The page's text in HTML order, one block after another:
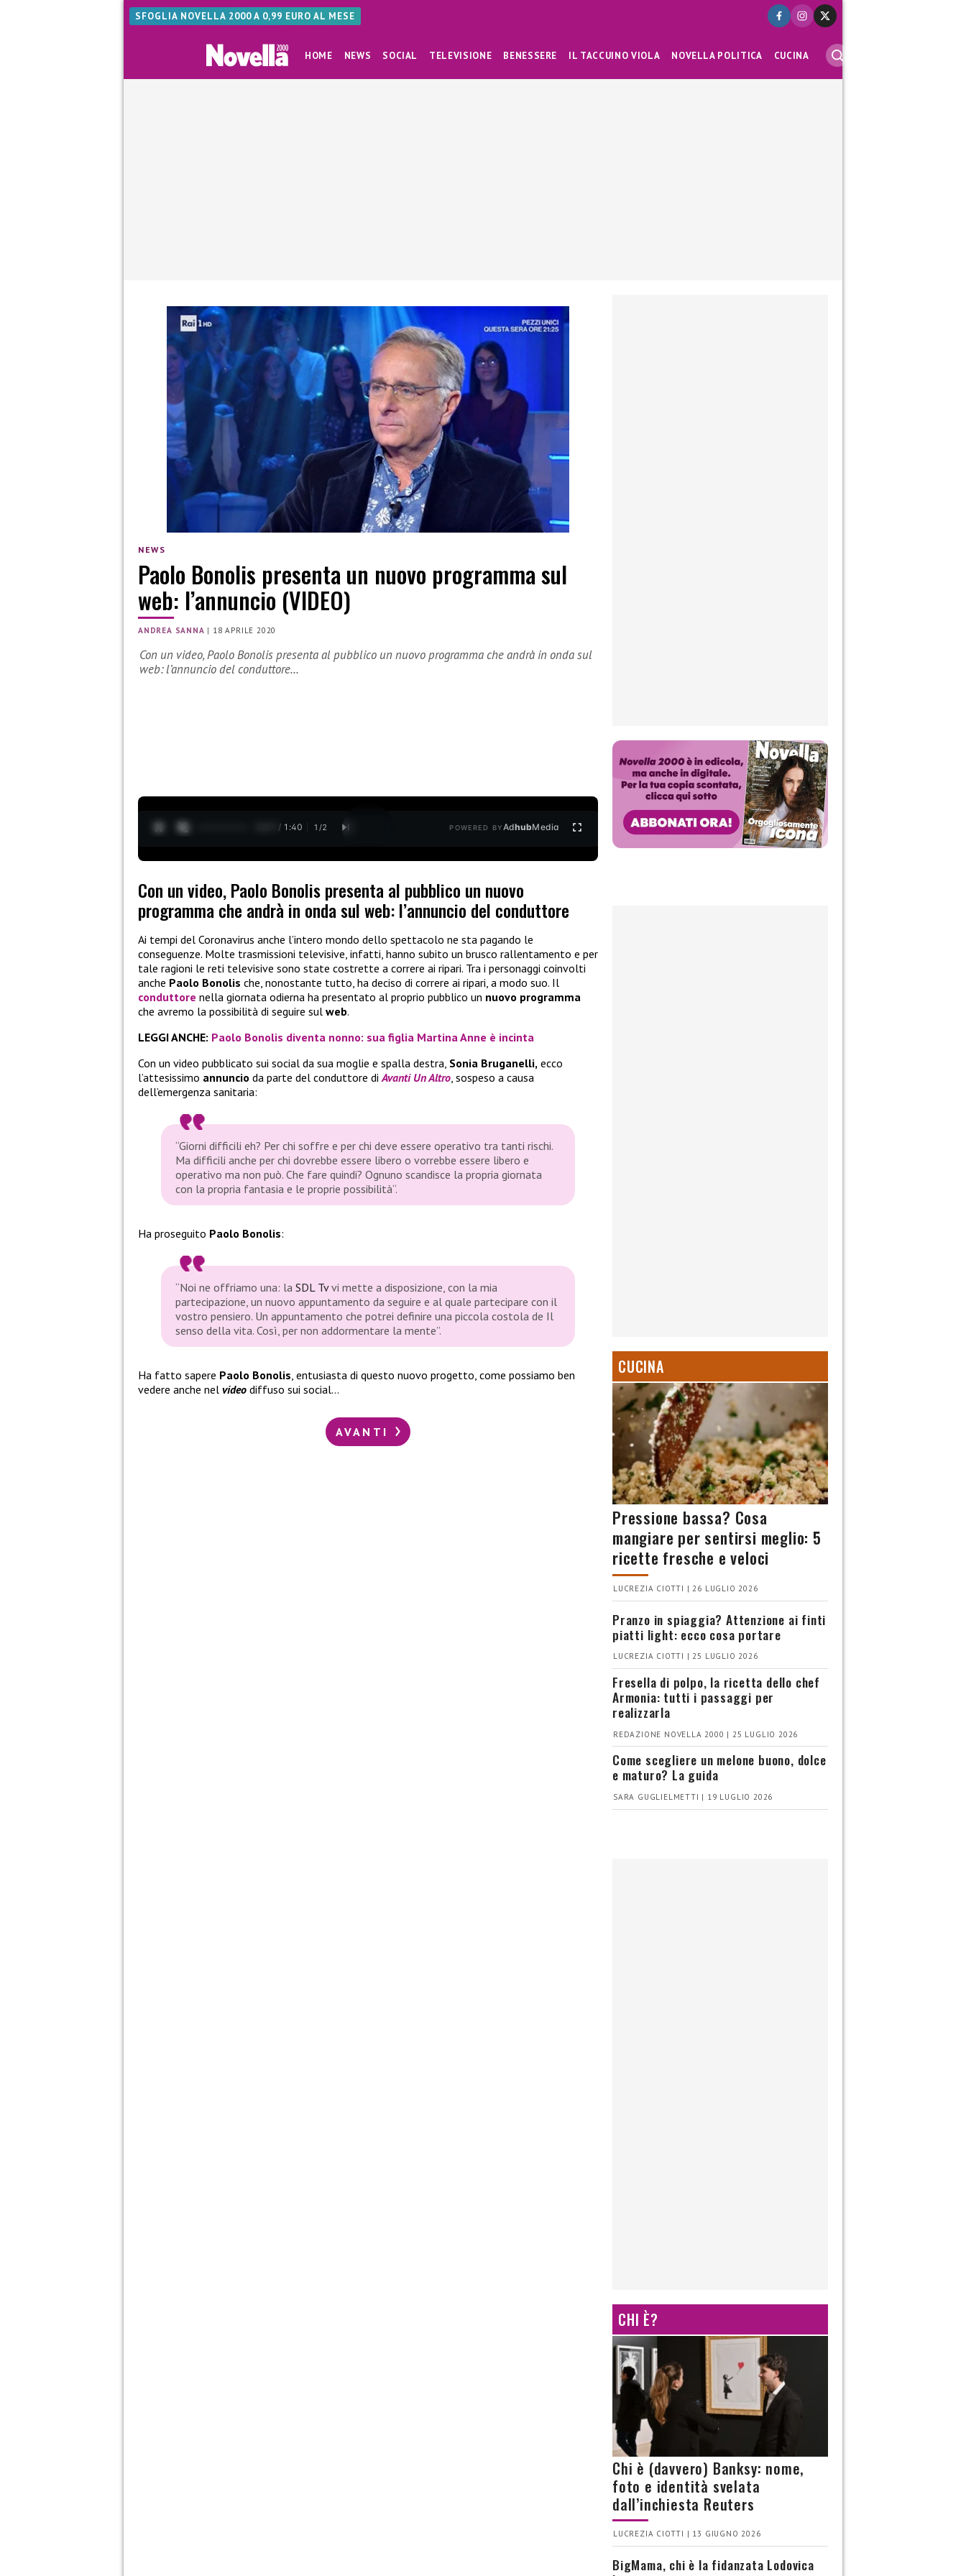
SFOGLIA NOVELLA 2000 A 0,99 EURO AL MESE
HOME NEWS SOCIAL TELEVISIONE BENESSERE IL TACCUINO VIOLA NOVELLA POLITICA CUCINA
NEWS
Paolo Bonolis presenta un nuovo programma sul
web: l’annuncio (VIDEO)
ANDREA SANNA | 18 APRILE 2020
Con un video, Paolo Bonolis presenta al pubblico un nuovo programma che andrà in onda sul
web: l’annuncio del conduttore…
0:28 / 1:40 1 /2 POWERED BYAdhubMedia
Con un video, Paolo Bonolis presenta al pubblico un nuovo
programma che andrà in onda sul web: l’annuncio del conduttore
Ai tempi del Coronavirus anche l’intero mondo dello spettacolo ne sta pagando le
conseguenze. Molte trasmissioni televisive, infatti, hanno subito un brusco rallentamento e per
tale ragioni le reti televisive sono state costrette a correre ai ripari. Tra i personaggi coinvolti
anche Paolo Bonolis che, nonostante tutto, ha deciso di correre ai ripari, a modo suo. Il
conduttore nella giornata odierna ha presentato al proprio pubblico un nuovo programma
che avremo la possibilità di seguire sul web.
LEGGI ANCHE: Paolo Bonolis diventa nonno: sua figlia Martina Anne è incinta
Con un video pubblicato sui social da sua moglie e spalla destra, Sonia Bruganelli, ecco
l’attesissimo annuncio da parte del conduttore diAvanti Un Altro, sospeso a causa
dell’emergenza sanitaria:
“Giorni difficili eh? Per chi soffre e per chi deve essere operativo tra tanti rischi.
Ma difficili anche per chi dovrebbe essere libero o vorrebbe essere libero e
operativo ma non può. Che fare quindi? Ognuno scandisce la propria giornata
con la propria fantasia e le proprie possibilità“.
Ha proseguito Paolo Bonolis:
“Noi ne offriamo una: la SDL Tvvi mette a disposizione, con la mia
partecipazione, un nuovo appuntamento da seguire e al quale partecipare con il
vostro pensiero. Un appuntamento che potrei definire una piccola costola de Il
senso della vita. Così, per non addormentare la mente”.
Ha fatto sapere Paolo Bonolis, entusiasta di questo nuovo progetto, come possiamo ben
vedere anche nel video diffuso sui social…
AVANTI
CUCINA
Pressione bassa? Cosa
mangiare per sentirsi meglio: 5
ricette fresche e veloci
LUCREZIA CIOTTI | 26 LUGLIO 2026
Pranzo in spiaggia? Attenzione ai finti
piatti light: ecco cosa portare
LUCREZIA CIOTTI | 25 LUGLIO 2026
Fresella di polpo, la ricetta dello chef
Armonia: tutti i passaggi per
realizzarla
REDAZIONE NOVELLA 2000 | 25 LUGLIO 2026
Come scegliere un melone buono, dolce
e maturo? La guida
SARA GUGLIELMETTI | 19 LUGLIO 2026
CHI È?
Chi è (davvero) Banksy: nome,
foto e identità svelata
dall’inchiesta Reuters
LUCREZIA CIOTTI | 13 GIUGNO 2026
BigMama, chi è la fidanzata Lodovica